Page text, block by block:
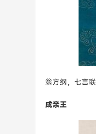
翁方纲，七言联
成亲王